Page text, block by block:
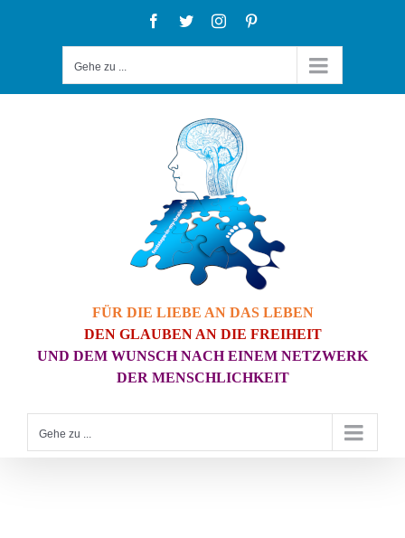
Facebook
TwitterInstagram
Gehe zu ...
FÜR DIE LIEBE AN DAS LEBEN
DEN GLAUBEN AN DIE FREIHEIT
UND DEM WUNSCH NACH EINEM NETZWERK
DER MENSCHLICHKEIT
Gehe zu ...